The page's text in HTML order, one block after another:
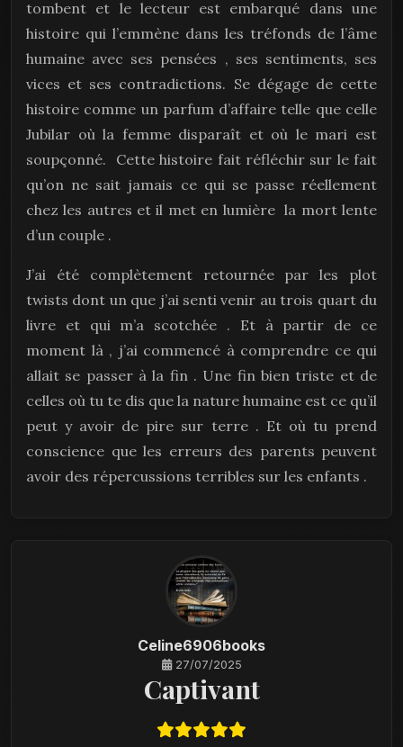
tombent et le lecteur est embarqué dans une
histoire qui l’emmène dans les tréfonds de l’âme
humaine avec ses pensées , ses sentiments, ses
vices et ses contradictions. Se dégage de cette
histoire comme un parfum d’affaire telle que celle
Jubilar où la femme disparaît et où le mari est
soupçonné. Cette histoire fait réfléchir sur le fait
qu’on ne sait jamais ce qui se passe réellement
chez les autres et il met en lumière la mort lente
d’un couple .
J’ai été complètement retournée par les plot
twists dont un que j’ai senti venir au trois quart du
livre et qui m’a scotchée . Et à partir de ce
moment là , j’ai commencé à comprendre ce qui
allait se passer à la fin . Une fin bien triste et de
celles où tu te dis que la nature humaine est ce qu’il
peut y avoir de pire sur terre . Et où tu prend
conscience que les erreurs des parents peuvent
avoir des répercussions terribles sur les enfants .
Celine6906books
27/07/2025
Captivant